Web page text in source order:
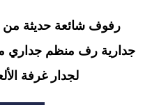
رفوف شائعة حديثة من
جدارية رف منظم جداري
لجدار غرفة